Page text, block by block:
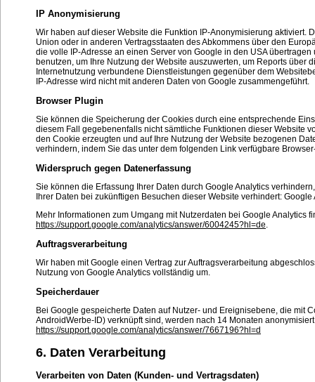
IP Anonymisierung
Wir haben auf dieser Website die Funktion IP-Anonymisierung
Union oder in anderen Vertragsstaaten des Abkommens über den
die volle IP-Adresse an einen Server von Google in den USA
benutzen, um Ihre Nutzung der Website auszuwerten, um Reports
Internetnutzung verbundene Dienstleistungen gegenüber dem
IP-Adresse wird nicht mit anderen Daten von Google zusammengeführt.
Browser Plugin
Sie können die Speicherung der Cookies durch eine entsprechende
diesem Fall gegebenenfalls nicht sämtliche Funktionen dieser Website
den Cookie erzeugten und auf Ihre Nutzung der Website bezogenen
verhindern, indem Sie das unter dem folgenden Link verfügbare
Widerspruch gegen Datenerfassung
Sie können die Erfassung Ihrer Daten durch Google Analytics
Ihrer Daten bei zukünftigen Besuchen dieser Website verhindert:
Mehr Informationen zum Umgang mit Nutzerdaten bei Google Analytics
https://support.google.com/analytics/answer/6004245?hl=de
Auftragsverarbeitung
Wir haben mit Google einen Vertrag zur Auftragsverarbeitung
Nutzung von Google Analytics vollständig um.
Speicherdauer
Bei Google gespeicherte Daten auf Nutzer- und Ereignisebene, die mit
AndroidWerbe-ID) verknüpft sind, werden nach 14 Monaten
https://support.google.com/analytics/answer/7667196?hl=d
6. Daten Verarbeitung
Verarbeiten von Daten (Kunden- und Vertragsdaten)